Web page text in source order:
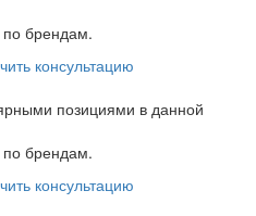
брендам.
консультацию
позициями в данной
брендам.
консультацию